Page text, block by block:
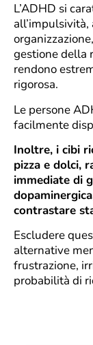
L’ADHD si
gestione della
rendono
rigorosa.
Le persone
facilmente
Inoltre, i cibi
pizza e dolci,
immediate di
contrastare
Escludere
alternative
frustrazione,
probabilità di